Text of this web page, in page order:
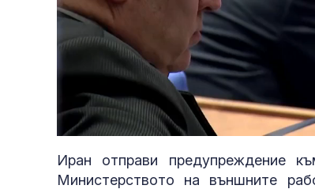
Unmute Loaded
31.91%
Иран отправи предупреждение
Министерството на външните